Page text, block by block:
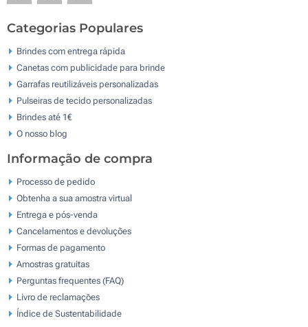
Categorias Populares
Brindes com entrega rápida
Canetas com publicidade para brinde
Garrafas reutilizáveis personalizadas
Pulseiras de tecido personalizadas
Brindes até 1€
O nosso blog
Informação de compra
Processo de pedido
Obtenha a sua amostra virtual
Entrega e pós-venda
Cancelamentos e devoluções
Formas de pagamento
Amostras gratuitas
Perguntas frequentes (FAQ)
Livro de reclamaçōes
Índice de Sustentabilidade